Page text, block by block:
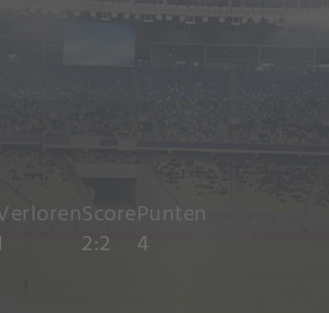
Score
2:2
Punten
4